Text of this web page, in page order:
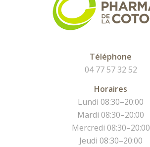
Téléphone
04 77 57 32 52
Horaires
Lundi 08:30–20:00
Mardi 08:30–20:00
Mercredi 08:30–20:00
Jeudi 08:30–20:00